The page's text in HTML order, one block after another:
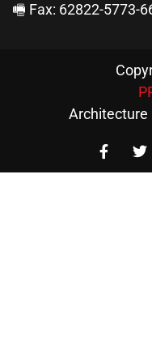
🖷 Fax: 62822-5773-
Architecture